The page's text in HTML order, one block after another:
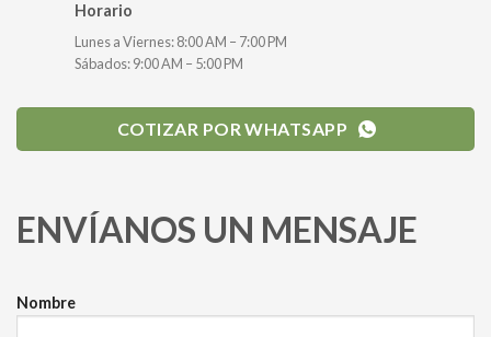
Horario
Lunes a Viernes: 8:00 AM – 7:00 PM
Sábados: 9:00 AM – 5:00 PM
COTIZAR POR WHATSAPP
ENVÍANOS UN MENSAJE
Nombre